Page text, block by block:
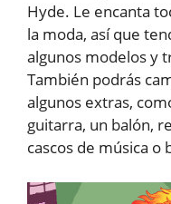
Hyde. Le encanta
la moda, así que
algunos modelos y
También podrás
algunos extras,
guitarra, un balón,
cascos de música o